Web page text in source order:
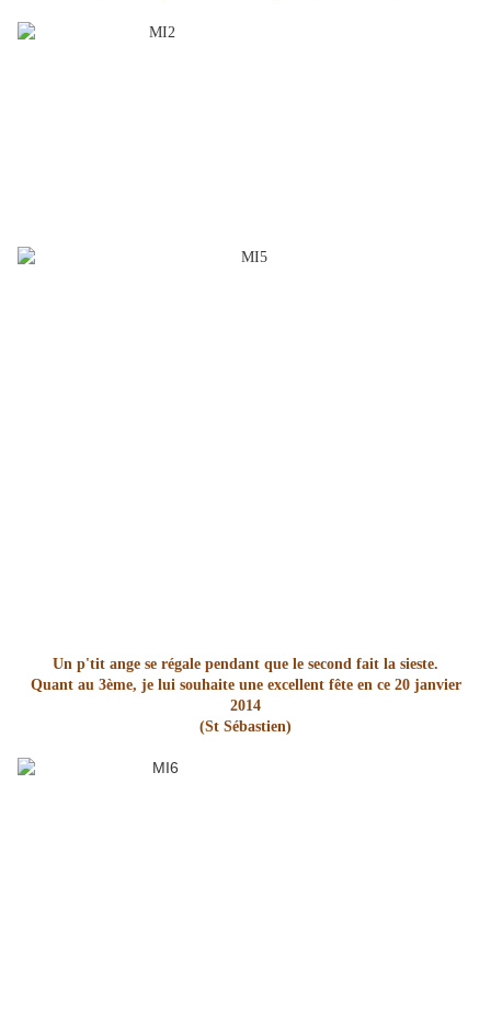
Un p'tit ange se régale pendant que le second fait la sieste.
Quant au 3ème, je lui souhaite une excellent fête en ce 20 janvier
2014
(St Sébastien)